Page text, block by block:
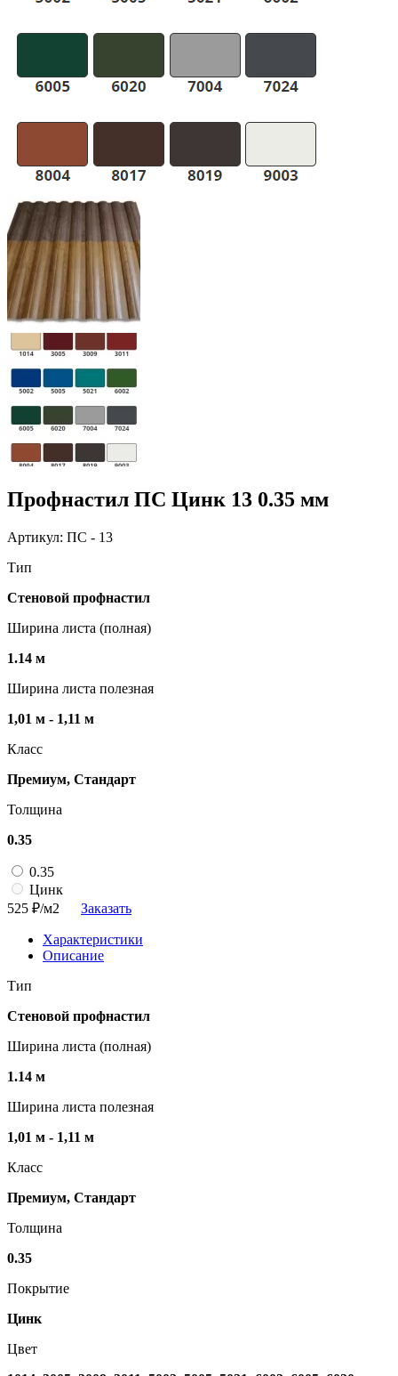
Профнастил ПС Цинк 13 0.35 мм
Артикул: ПС - 13
Тип
Стеновой профнастил
Ширина листа (полная)
1.14 м
Ширина листа полезная
1,01 м - 1,11 м
Класс
Премиум, Стандарт
Толщина
0.35
0.35
Цинк
525 ₽/м2 Заказать
Характеристики
Описание
Тип
Стеновой профнастил
Ширина листа (полная)
1.14 м
Ширина листа полезная
1,01 м - 1,11 м
Класс
Премиум, Стандарт
Толщина
0.35
Покрытие
Цинк
Цвет